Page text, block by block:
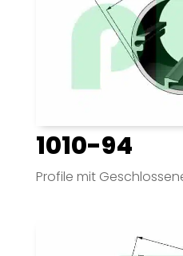
1010-94
Profile mit